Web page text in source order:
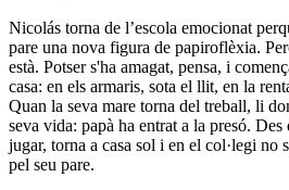
Nicolás torna de l’escola emocionat
pare una nova figura de papiroflèxia.
està. Potser s'ha amagat, pensa, i
casa: en els armaris, sota el llit, en la
Quan la seva mare torna del treball, li
seva vida: papà ha entrat a la presó.
jugar, torna a casa sol i en el col·legi no
pel seu pare.